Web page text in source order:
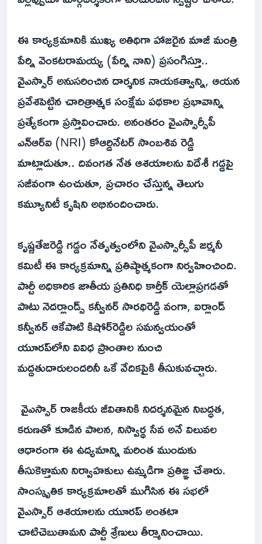
ఈ కార్యక్రమానికి ముఖ్య అతిథిగా హాజరైన మాజీ మంత్రి
పేర్ని వెంకటరామయ్య (పేర్ని నాని) ప్రసంగిస్తూ..
వైఎస్సార్ అనుసరించిన దార్శనిక నాయకత్వాన్ని, ఆయన
ప్రవేశపెట్టిన చారిత్రాత్మక సంక్షేమ పథకాల ప్రభావాన్ని
ప్రత్యేకంగా ప్రస్తావించారు. అనంతరం వైఎస్సార్సీపీ
ఎన్ఆర్ఐ (NRI) కోఆర్డినేటర్ సాంబశివ రెడ్డి
మాట్లాడుతూ.. దివంగత నేత ఆశయాలను విదేశీ గడ్డపై
సజీవంగా ఉంచుతూ, ప్రచారం చేస్తున్న తెలుగు
కమ్యూనిటీ కృషిని అభినందించారు.
కృష్ణతేజరెడ్డి గడ్డం నేతృత్వంలోని వైఎస్సార్సీపీ జర్మనీ
కమిటీ ఈ కార్యక్రమాన్ని ప్రతిష్ఠాత్మకంగా నిర్వహించింది.
పార్టీ అధికారిక జాతీయ ప్రతినిధి కార్తీక్ యెల్లాప్రగడతో
పాటు నెదర్లాండ్స్ కన్వీనర్ సారథిరెడ్డి వంగా, ఐర్లాండ్
కన్వీనర్ ఆకేపాటి కిషోర్‌రెడ్డిల సమన్వయంతో
యూరప్‌లోని వివిధ ప్రాంతాల నుంచి
మద్దతుదారులందరినీ ఒకే వేదికపైకి తీసుకువచ్చారు.
వైఎస్సార్ రాజకీయ జీవితానికి నిదర్శనమైన నిబద్ధత,
కరుణతో కూడిన పాలన, నిస్వార్థ సేవ అనే విలువల
ఆధారంగా ఈ ఉద్యమాన్ని మరింత ముందుకు
తీసుకెళ్తామని నిర్వాహకులు ఉమ్మడిగా ప్రతిజ్ఞ చేశారు.
సాంస్కృతిక కార్యక్రమాలతో ముగిసిన ఈ సభలో
వైఎస్సార్ ఆశయాలను యూరప్ అంతటా
చాటిచెబుతామని పార్టీ శ్రేణులు తీర్మానించాయి.